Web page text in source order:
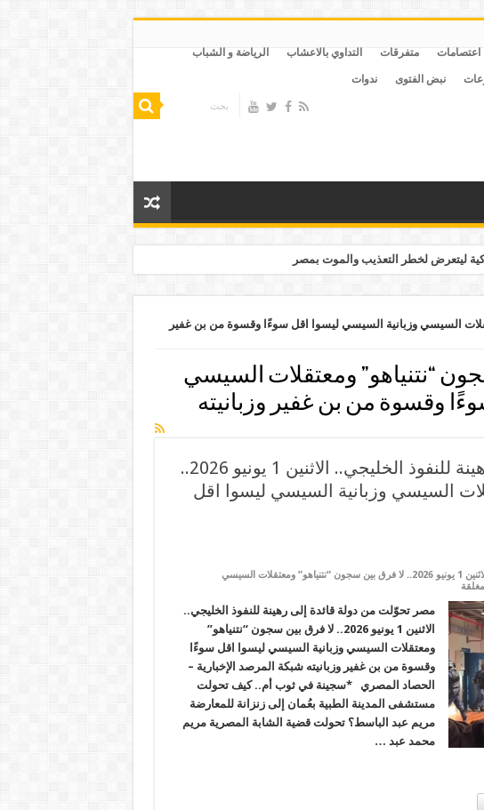
اعتصامات متفرقات التداوي بالاعشاب الرياضة و الشباب
نبض الفتوى ندوات
ليتعرض لخطر التعذيب والموت بمصر
السيسي وزبانية السيسي ليسوا اقل سوءًا وقسوة من بن غفير
“نتنياهو” ومعتقلات السيسي
وقسوة من بن غفير وزبانيته
مصر تحوّلت من دولة قائدة إلى رهينة للنفوذ الخليجي.. الاثنين 1 يونيو 2026..
السيسي وزبانية السيسي ليسوا اقل
على مصر تحوّلت من دولة قائدة إلى رهينة للنفوذ الخليجي.. الاثنين 1 يونيو 2026.. لا فرق بين سجون “نتنياهو” ومعتقلات السيسي
مصر تحوّلت من دولة قائدة إلى رهينة للنفوذ الخليجي..
الاثنين 1 يونيو 2026.. لا فرق بين سجون “نتنياهو”
ومعتقلات السيسي وزبانية السيسي ليسوا اقل سوءًا
وقسوة من بن غفير وزبانيته شبكة المرصد الإخبارية –
الحصاد المصري *سجينة في ثوب أم.. كيف تحولت
مستشفى المدينة الطبية بعُمان إلى زنزانة للمعارضة
مريم عبد الباسط؟ تحولت قضية الشابة المصرية مريم
محمد عبد …